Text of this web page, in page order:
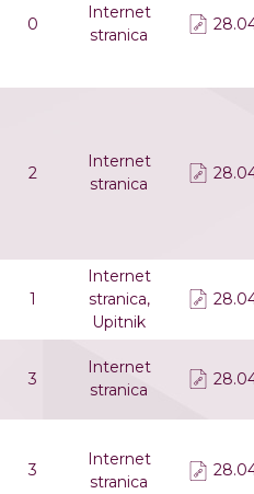
0
Internet
stranica
2
Internet
stranica
1
Internet
stranica,
Upitnik
3
Internet
stranica
3
Internet
stranica